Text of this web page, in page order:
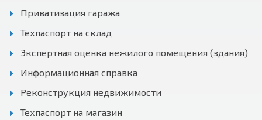
Приватизация гаража
Техпаспорт на склад
Экспертная оценка нежилого помещения (здания)
Информационная справка
Реконструкция недвижимости
Техпаспорт на магазин